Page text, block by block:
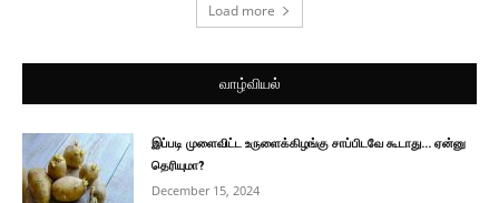
Load more
வாழ்வியல்
இப்படி முளைவிட்ட உருளைக்கிழங்கு சாப்பிடவே கூடாது… ஏன்னு
தெரியுமா?
December 15, 2024